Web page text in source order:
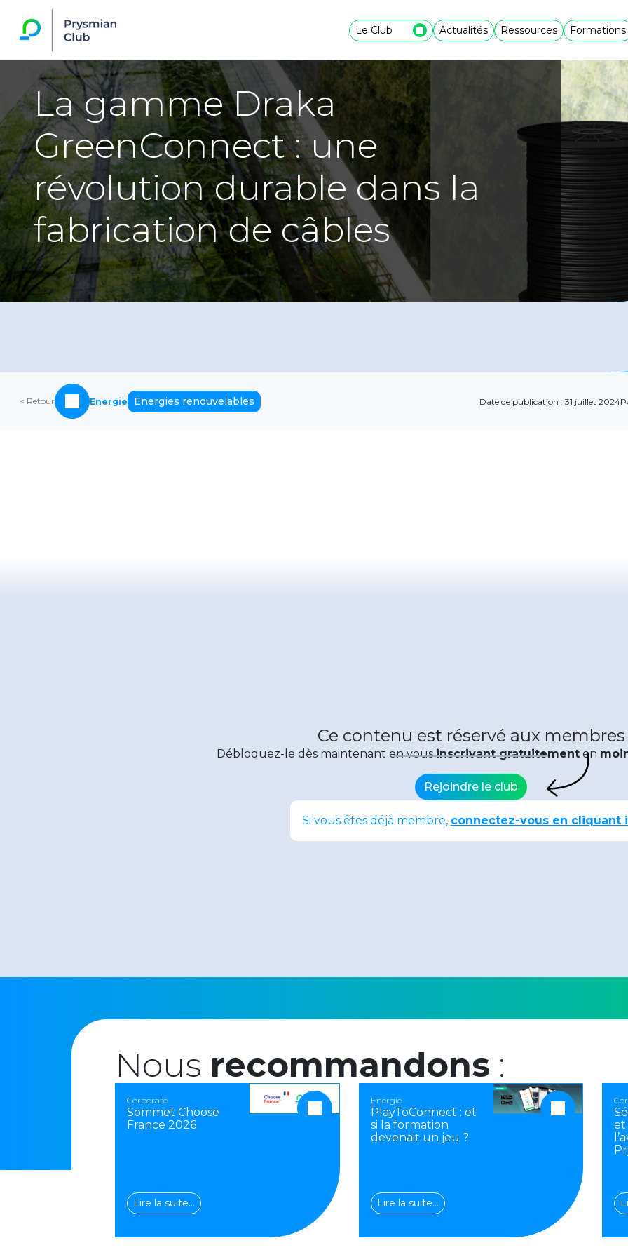
Le Club Actualités Ressources Formations
La gamme Draka
GreenConnect : une
révolution durable dans la
fabrication de câbles
< Retour Energie Energies renouvelables
Ce contenu est réservé aux membres
Débloquez-le dès maintenant en vousinscrivant gratuitement en
Rejoindre le club
Si vous êtes déjà membre, connectez-vous en cliquant
Date de publication : 31 juillet 2024
Nous recommandons :
Corporate
Sommet Choose
France 2026
Lire la suite…
Energie
PlayToConnect : et
si la formation
devenait un jeu ?
Lire la suite…
et